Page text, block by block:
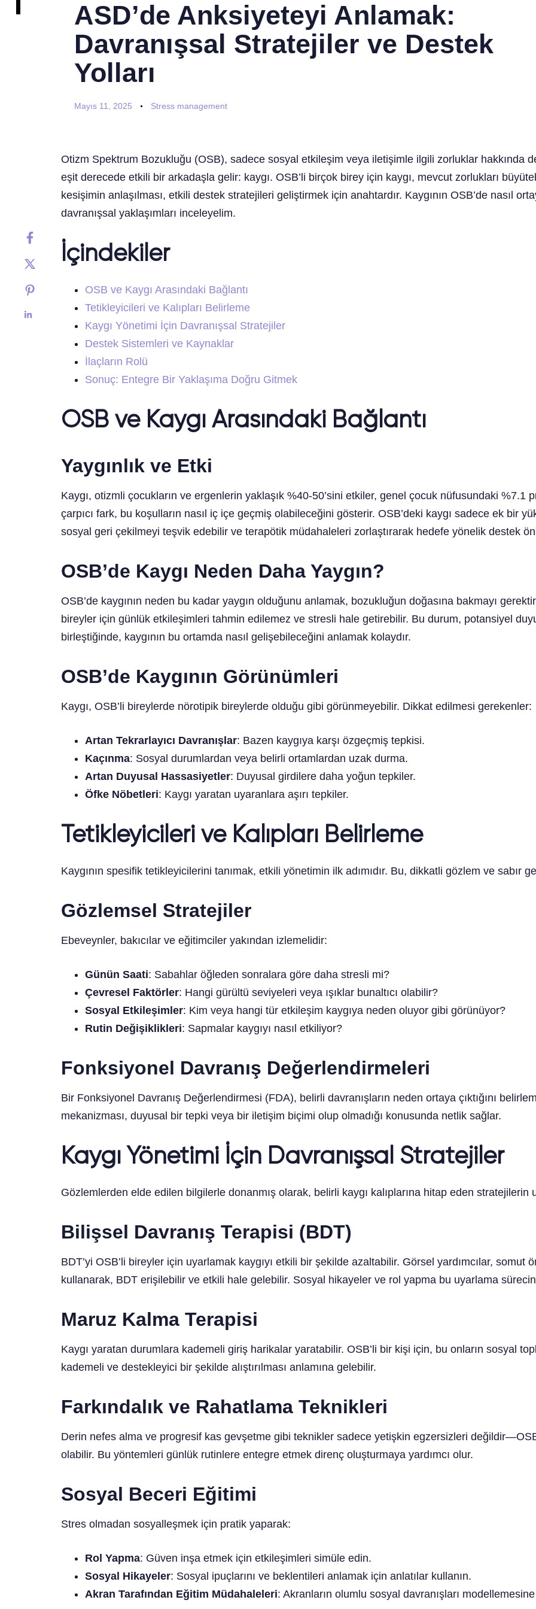
ASD’de Anksiyeteyi Anlamak:
Davranışsal Stratejiler ve Destek
Yolları
Mayıs 11, 2025 Stress management
Otizm Spektrum Bozukluğu (OSB), sadece sosyal etkileşim veya iletişimle ilgili zorluklar hakkında
eşit derecede etkili bir arkadaşla gelir: kaygı. OSB’li birçok birey için kaygı, mevcut zorlukları
kesişimin anlaşılması, etkili destek stratejileri geliştirmek için anahtardır. Kaygının OSB’de nasıl
davranışsal yaklaşımları inceleyelim.
İçindekiler
OSB ve Kaygı Arasındaki Bağlantı
Tetikleyicileri ve Kalıpları Belirleme
Kaygı Yönetimi İçin Davranışsal Stratejiler
Destek Sistemleri ve Kaynaklar
İlaçların Rolü
Sonuç: Entegre Bir Yaklaşıma Doğru Gitmek
OSB ve Kaygı Arasındaki Bağlantı
Yaygınlık ve Etki
Kaygı, otizmli çocukların ve ergenlerin yaklaşık %40-50’sini etkiler, genel çocuk nüfusundaki %7.1
çarpıcı fark, bu koşulların nasıl iç içe geçmiş olabileceğini gösterir. OSB’deki kaygı sadece ek bir
sosyal geri çekilmeyi teşvik edebilir ve terapötik müdahaleleri zorlaştırarak hedefe yönelik destek
OSB’de Kaygı Neden Daha Yaygın?
OSB’de kaygının neden bu kadar yaygın olduğunu anlamak, bozukluğun doğasına bakmayı
bireyler için günlük etkileşimleri tahmin edilemez ve stresli hale getirebilir. Bu durum, potansiyel
birleştiğinde, kaygının bu ortamda nasıl gelişebileceğini anlamak kolaydır.
OSB’de Kaygının Görünümleri
Kaygı, OSB’li bireylerde nörotipik bireylerde olduğu gibi görünmeyebilir. Dikkat edilmesi gerekenler:
Artan Tekrarlayıcı Davranışlar: Bazen kaygıya karşı özgeçmiş tepkisi.
Kaçınma: Sosyal durumlardan veya belirli ortamlardan uzak durma.
Artan Duyusal Hassasiyetler: Duyusal girdilere daha yoğun tepkiler.
Öfke Nöbetleri: Kaygı yaratan uyaranlara aşırı tepkiler.
Tetikleyicileri ve Kalıpları Belirleme
Kaygının spesifik tetikleyicilerini tanımak, etkili yönetimin ilk adımıdır. Bu, dikkatli gözlem ve sabır
Gözlemsel Stratejiler
Ebeveynler, bakıcılar ve eğitimciler yakından izlemelidir:
Günün Saati: Sabahlar öğleden sonralara göre daha stresli mi?
Çevresel Faktörler: Hangi gürültü seviyeleri veya ışıklar bunaltıcı olabilir?
Sosyal Etkileşimler: Kim veya hangi tür etkileşim kaygıya neden oluyor gibi görünüyor?
Rutin Değişiklikleri: Sapmalar kaygıyı nasıl etkiliyor?
Fonksiyonel Davranış Değerlendirmeleri
Bir Fonksiyonel Davranış Değerlendirmesi (FDA), belirli davranışların neden ortaya çıktığını
mekanizması, duyusal bir tepki veya bir iletişim biçimi olup olmadığı konusunda netlik sağlar.
Kaygı Yönetimi İçin Davranışsal Stratejiler
Gözlemlerden elde edilen bilgilerle donanmış olarak, belirli kaygı kalıplarına hitap eden stratejilerin
Bilişsel Davranış Terapisi (BDT)
BDT’yi OSB’li bireyler için uyarlamak kaygıyı etkili bir şekilde azaltabilir. Görsel yardımcılar,
kullanarak, BDT erişilebilir ve etkili hale gelebilir. Sosyal hikayeler ve rol yapma bu uyarlama
Maruz Kalma Terapisi
Kaygı yaratan durumlara kademeli giriş harikalar yaratabilir. OSB’li bir kişi için, bu onların sosyal
kademeli ve destekleyici bir şekilde alıştırılması anlamına gelebilir.
Farkındalık ve Rahatlama Teknikleri
Derin nefes alma ve progresif kas gevşetme gibi teknikler sadece yetişkin egzersizleri
olabilir. Bu yöntemleri günlük rutinlere entegre etmek direnç oluşturmaya yardımcı olur.
Sosyal Beceri Eğitimi
Stres olmadan sosyalleşmek için pratik yaparak:
Rol Yapma: Güven inşa etmek için etkileşimleri simüle edin.
Sosyal Hikayeler: Sosyal ipuçlarını ve beklentileri anlamak için anlatılar kullanın.
Akran Tarafından Eğitim Müdahaleleri: Akranların olumlu sosyal davranışları